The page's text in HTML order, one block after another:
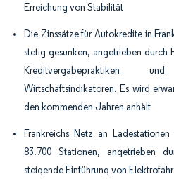
Erreichung von Stabilität
Die Zinssätze für Autokredite in
stetig gesunken, angetrieben durch
Kreditvergabepraktiken
Wirtschaftsindikatoren. Es wird
den kommenden Jahren anhält
Frankreichs Netz an
83.700 Stationen, angetrieben
steigende Einführung von